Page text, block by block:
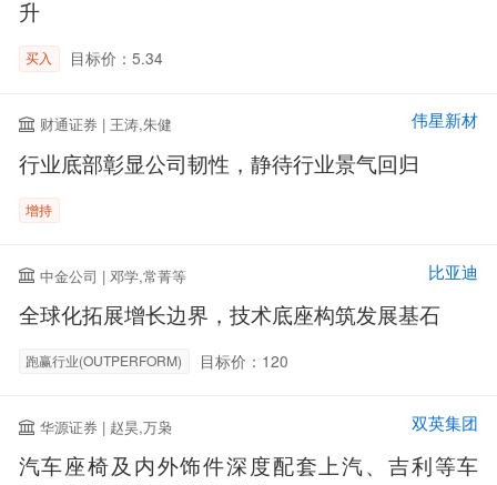
升
买入 目标价：5.34
财通证券 | 王涛,朱健 伟星新材
行业底部彰显公司韧性，静待行业景气回归
增持
中金公司 | 邓学,常菁等 比亚迪
全球化拓展增长边界，技术底座构筑发展基石
跑赢行业(OUTPERFORM) 目标价：120
华源证券 | 赵昊,万枭 双英集团
汽车座椅及内外饰件深度配套上汽、吉利等车